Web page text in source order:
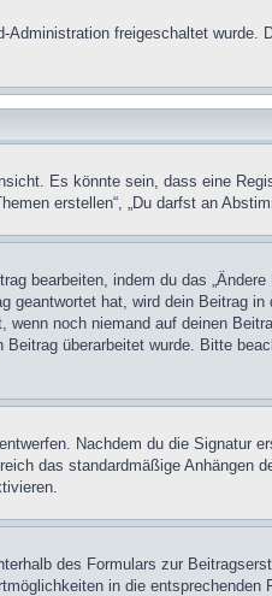
freigeschaltet wurde.
Es könnte sein, dass eine
erstellen“, „Du darfst an
bearbeiten, indem du das
hat, wird dein Beitrag
noch niemand auf deinen
überarbeitet wurde. Bitte
Nachdem du die Signatur
das standardmäßige Anhängen
des Formulars zur
in die entsprechenden